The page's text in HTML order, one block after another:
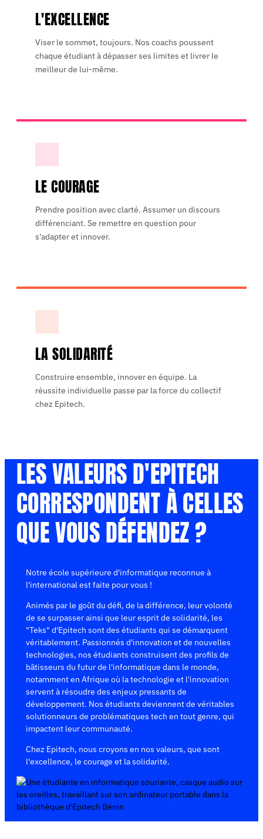
L'EXCELLENCE
Viser le sommet, toujours. Nos coachs poussent
chaque étudiant à dépasser ses limites et livrer le
meilleur de lui-même.
LE COURAGE
Prendre position avec clarté. Assumer un discours
différenciant. Se remettre en question pour
s'adapter et innover.
LA SOLIDARITÉ
Construire ensemble, innover en équipe. La
réussite individuelle passe par la force du collectif
chez Epitech.
LES VALEURS D'EPITECH
CORRESPONDENT À CELLES
QUE VOUS DÉFENDEZ ?
Notre école supérieure d'informatique reconnue à
l'international est faite pour vous !
Animés par le goût du défi, de la différence, leur volonté
de se surpasser ainsi que leur esprit de solidarité, les
"Teks" d'Epitech sont des étudiants qui se démarquent
véritablement. Passionnés d'innovation et de nouvelles
technologies, nos étudiants construisent des profils de
bâtisseurs du futur de l'informatique dans le monde,
notamment en Afrique où la technologie et l'innovation
servent à résoudre des enjeux pressants de
développement. Nos étudiants deviennent de véritables
solutionneurs de problématiques tech en tout genre, qui
impactent leur communauté.
Chez Epitech, nous croyons en nos valeurs, que sont
l'excellence, le courage et la solidarité.